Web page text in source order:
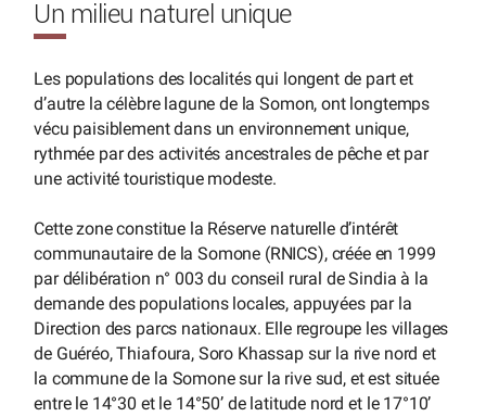
Un milieu naturel unique
Les populations des localités qui longent de part et
d’autre la célèbre lagune de la Somon, ont longtemps
vécu paisiblement dans un environnement unique,
rythmée par des activités ancestrales de pêche et par
une activité touristique modeste.
Cette zone constitue la Réserve naturelle d’intérêt
communautaire de la Somone (RNICS), créée en 1999
par délibération n° 003 du conseil rural de Sindia à la
demande des populations locales, appuyées par la
Direction des parcs nationaux. Elle regroupe les villages
de Guéréo, Thiafoura, Soro Khassap sur la rive nord et
la commune de la Somone sur la rive sud, et est située
entre le 14°30 et le 14°50’ de latitude nord et le 17°10’